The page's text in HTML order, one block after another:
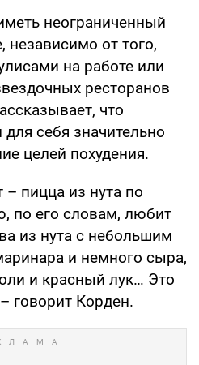
неограниченный
независимо от того,
на работе или
ресторанов
что
себя значительно
целей похудения.
пицца из нута по
по его словам, любит
из нута с небольшим
и немного сыра,
и красный лук… Это
говорит Корден.